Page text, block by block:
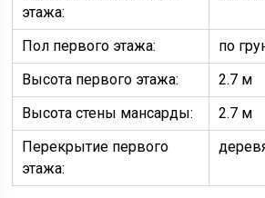
этажа:
Пол первого этажа:
по
Высота первого этажа:
2.7 м
Высота стены мансарды:
2.7 м
Перекрытие первого
этажа: